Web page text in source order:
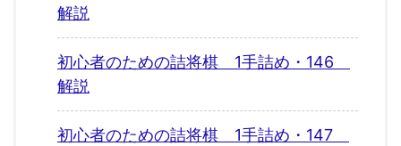
解説
初心者のための詰将棋 1手詰め・146
解説
初心者のための詰将棋 1手詰め・147